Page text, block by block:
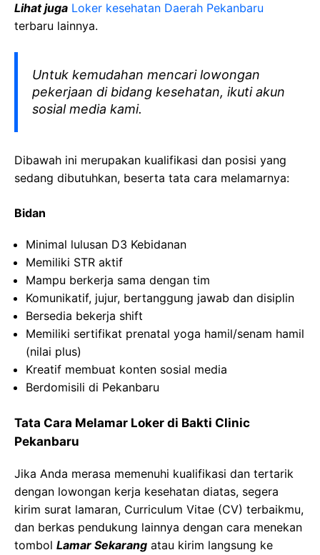
Lihat juga Loker kesehatan Daerah Pekanbaru
terbaru lainnya.
Untuk kemudahan mencari lowongan
pekerjaan di bidang kesehatan, ikuti akun
sosial media kami.
Dibawah ini merupakan kualifikasi dan posisi yang
sedang dibutuhkan, beserta tata cara melamarnya:
Bidan
Minimal lulusan D3 Kebidanan
Memiliki STR aktif
Mampu berkerja sama dengan tim
Komunikatif, jujur, bertanggung jawab dan disiplin
Bersedia bekerja shift
Memiliki sertifikat prenatal yoga hamil/senam hamil
(nilai plus)
Kreatif membuat konten sosial media
Berdomisili di Pekanbaru
Tata Cara Melamar Loker di Bakti Clinic
Pekanbaru
Jika Anda merasa memenuhi kualifikasi dan tertarik
dengan lowongan kerja kesehatan diatas, segera
kirim surat lamaran, Curriculum Vitae (CV) terbaikmu,
dan berkas pendukung lainnya dengan cara menekan
tombol Lamar Sekarang atau kirim langsung ke